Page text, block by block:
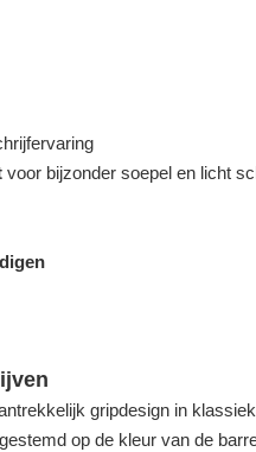
voor bijzonder soepel en licht
gripdesign in
op de kleur van de